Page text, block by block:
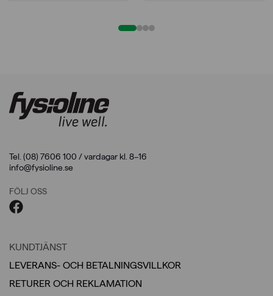
Tel. (08) 7606 100 / vardagar kl. 8–16
info@fysioline.se
FÖLJ OSS
KUNDTJÄNST
LEVERANS- OCH BETALNINGSVILLKOR
RETURER OCH REKLAMATION